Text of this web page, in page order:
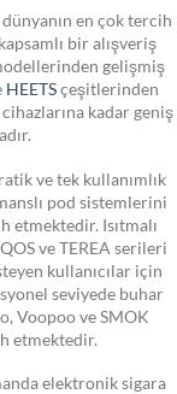
en çok tercih
bir alışveriş
gelişmiş
HEETSçeşitlerinden
cihazlarına kadar geniş
ve tek kullanımlık
pod sistemlerini
etmektedir. Isıtmalı
ve TEREA serileri
kullanıcılar için
seviyede buhar
Voopoo ve SMOK
etmektedir.
elektronik sigara